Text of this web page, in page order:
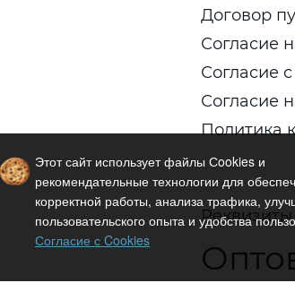
Договор
Согласие
Согласие
Согласие
Политика
Реквизиты
Этот сайт использует файлы Сookies и
рекомендательные технологии для
корректной работы, анализа трафика,
пользовательского опыта и удобства
Согласие с Cookies